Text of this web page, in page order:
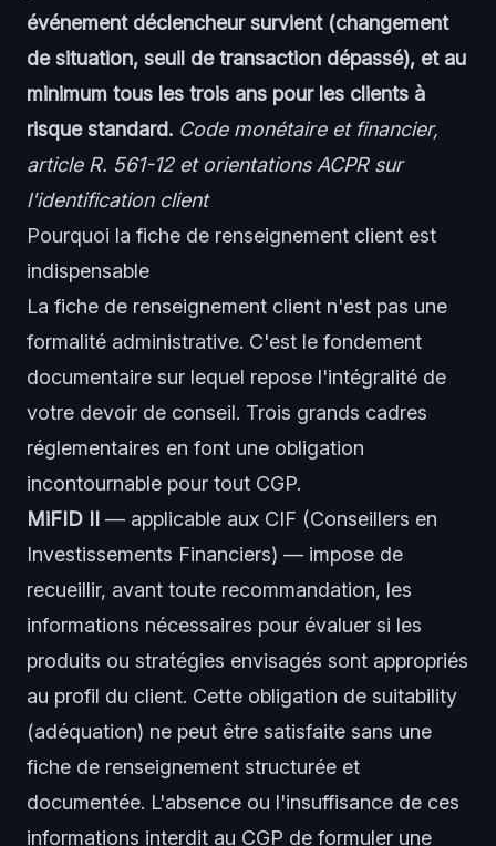
événement déclencheur survient (changement
de situation, seuil de transaction dépassé), et au
minimum tous les trois ans pour les clients à
risque standard. Code monétaire et financier,
article R. 561-12 et orientations ACPR sur
l'identification client
Pourquoi la fiche de renseignement client est
indispensable
La fiche de renseignement client n'est pas une
formalité administrative. C'est le fondement
documentaire sur lequel repose l'intégralité de
votre devoir de conseil. Trois grands cadres
réglementaires en font une obligation
incontournable pour tout CGP.
MiFID II — applicable aux CIF (Conseillers en
Investissements Financiers) — impose de
recueillir, avant toute recommandation, les
informations nécessaires pour évaluer si les
produits ou stratégies envisagés sont appropriés
au profil du client. Cette obligation de suitability
(adéquation) ne peut être satisfaite sans une
fiche de renseignement structurée et
documentée. L'absence ou l'insuffisance de ces
informations interdit au CGP de formuler une